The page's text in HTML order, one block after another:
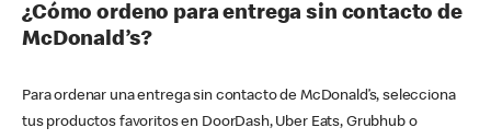
¿Cómo ordeno para entrega sin contacto de
McDonald’s?
Para ordenar una entrega sin contacto de McDonald’s, selecciona
tus productos favoritos en DoorDash, Uber Eats, Grubhub o